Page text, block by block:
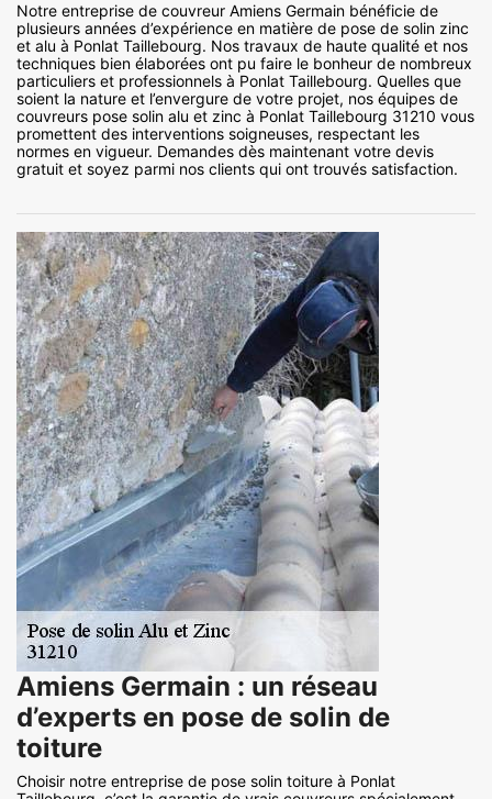
Notre entreprise de couvreur Amiens Germain bénéficie de
plusieurs années d’expérience en matière de pose de solin zinc
et alu à Ponlat Taillebourg. Nos travaux de haute qualité et nos
techniques bien élaborées ont pu faire le bonheur de nombreux
particuliers et professionnels à Ponlat Taillebourg. Quelles que
soient la nature et l’envergure de votre projet, nos équipes de
couvreurs pose solin alu et zinc à Ponlat Taillebourg 31210 vous
promettent des interventions soigneuses, respectant les
normes en vigueur. Demandes dès maintenant votre devis
gratuit et soyez parmi nos clients qui ont trouvés satisfaction.
Amiens Germain : un réseau
d’experts en pose de solin de
toiture
Choisir notre entreprise de pose solin toiture à Ponlat